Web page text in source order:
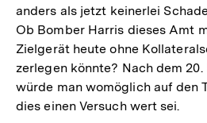
anders als jetzt keinerlei
Ob Bomber Harris dieses Amt
Zielgerät heute ohne
zerlegen könnte? Nach dem
würde man womöglich auf den
dies einen Versuch wert sei.